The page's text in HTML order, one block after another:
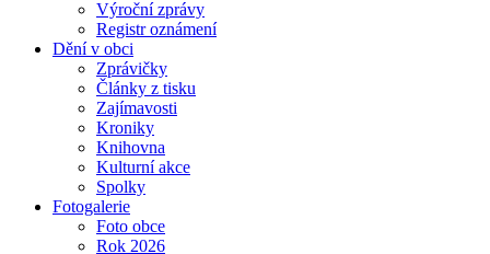
Výroční zprávy
Registr oznámení
Dění v obci
Zprávičky
Články z tisku
Zajímavosti
Kroniky
Knihovna
Kulturní akce
Spolky
Fotogalerie
Foto obce
Rok 2026